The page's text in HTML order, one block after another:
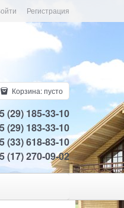
Регистрация
Корзина:пусто
(29) 185-33-10
(29) 183-33-10
(33) 618-83-10
(17) 270-09-02